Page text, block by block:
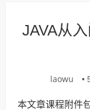
JAVA从
laowu •
本文章课程附件